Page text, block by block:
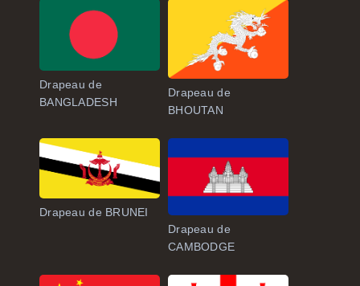
Drapeau de
BANGLADESH
Drapeau de
BHOUTAN
Drapeau de BRUNEI
Drapeau de
CAMBODGE